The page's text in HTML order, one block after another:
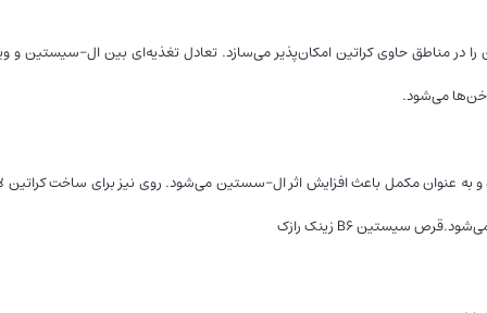
به ‌عنوان مکمل باعث افزایش اثر ال-سستین می‌شود. روی نیز برای ساخت کراتین